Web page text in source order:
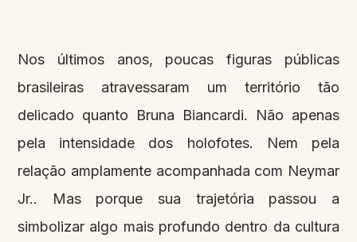
Nos últimos anos, poucas figuras públicas
brasileiras atravessaram um território tão
delicado quanto Bruna Biancardi. Não apenas
pela intensidade dos holofotes. Nem pela
relação amplamente acompanhada com Neymar
Jr.. Mas porque sua trajetória passou a
simbolizar algo mais profundo dentro da cultura